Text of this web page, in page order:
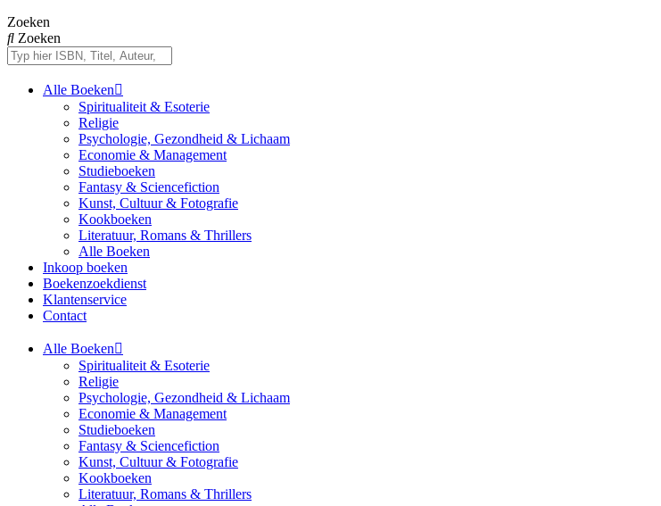
Zoeken
Zoeken
Alle Boeken
Spiritualiteit & Esoterie
Religie
Psychologie, Gezondheid & Lichaam
Economie & Management
Studieboeken
Fantasy & Sciencefiction
Kunst, Cultuur & Fotografie
Kookboeken
Literatuur, Romans & Thrillers
Alle Boeken
Inkoop boeken
Boekenzoekdienst
Klantenservice
Contact
Alle Boeken
Spiritualiteit & Esoterie
Religie
Psychologie, Gezondheid & Lichaam
Economie & Management
Studieboeken
Fantasy & Sciencefiction
Kunst, Cultuur & Fotografie
Kookboeken
Literatuur, Romans & Thrillers